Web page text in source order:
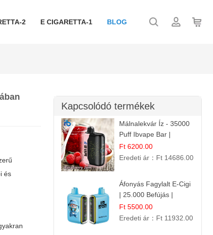
2 E CIGARETTA-1 BLOG
és
gyakran
Kapcsolódó termékek
Málnalekvár Íz - 35000
Puff Ibvape Bar |
Gazdag Gyümölcsös
Ízélmény!
Ft 6200.00
Eredeti ár： Ft 14686.00
Áfonyás Fagylalt E-Cigi
| 25.000 Befújás |
Eldobható E-Cigaretta
Ft 5500.00
Eredeti ár： Ft 11932.00